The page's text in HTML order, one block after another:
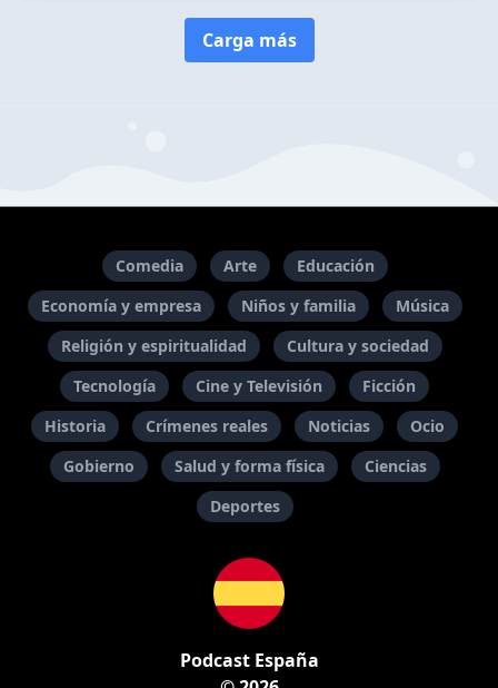
Carga más
Comedia Arte
Educación
Economía y empresa
Niños y familia
Música
Religión y espiritualidad
Cultura y sociedad
Tecnología
Cine y Televisión
Ficción
Historia
Crímenes reales Noticias
Ocio
Gobierno
Salud y forma física
Ciencias
Deportes
Podcast España